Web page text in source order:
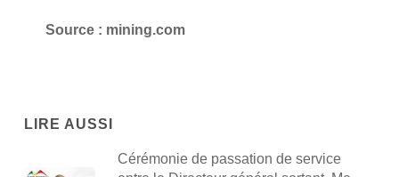
Source : mining.com
LIRE AUSSI
Cérémonie de passation de service